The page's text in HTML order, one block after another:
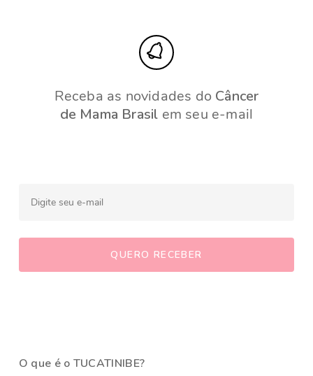
Receba as novidades do Câncer
de Mama Brasil em seu e-mail
O que é o TUCATINIBE?